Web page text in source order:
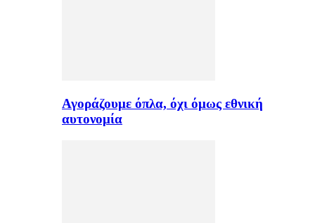
Αγοράζουμε όπλα, όχι όμως εθνική
αυτονομία